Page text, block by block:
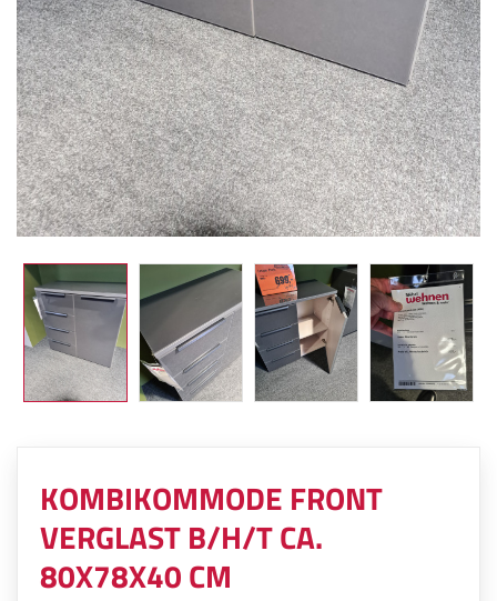
KOMBIKOMMODE FRONT
VERGLAST B/H/T CA.
80X78X40 CM